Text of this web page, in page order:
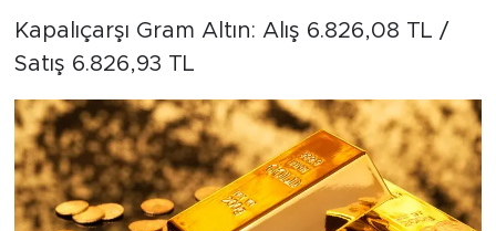
Kapalıçarşı Gram Altın: Alış 6.826,08 TL /
Satış 6.826,93 TL